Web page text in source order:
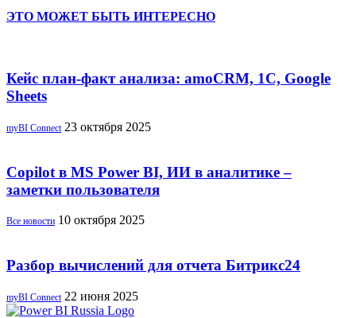
ЭТО МОЖЕТ БЫТЬ ИНТЕРЕСНО
Кейс план-факт анализа: amoCRM, 1C, Google
Sheets
myBI Connect 23 октября 2025
Copilot в MS Power BI, ИИ в аналитике –
заметки пользователя
Все новости 10 октября 2025
Разбор вычислений для отчета Битрикс24
myBI Connect 22 июня 2025